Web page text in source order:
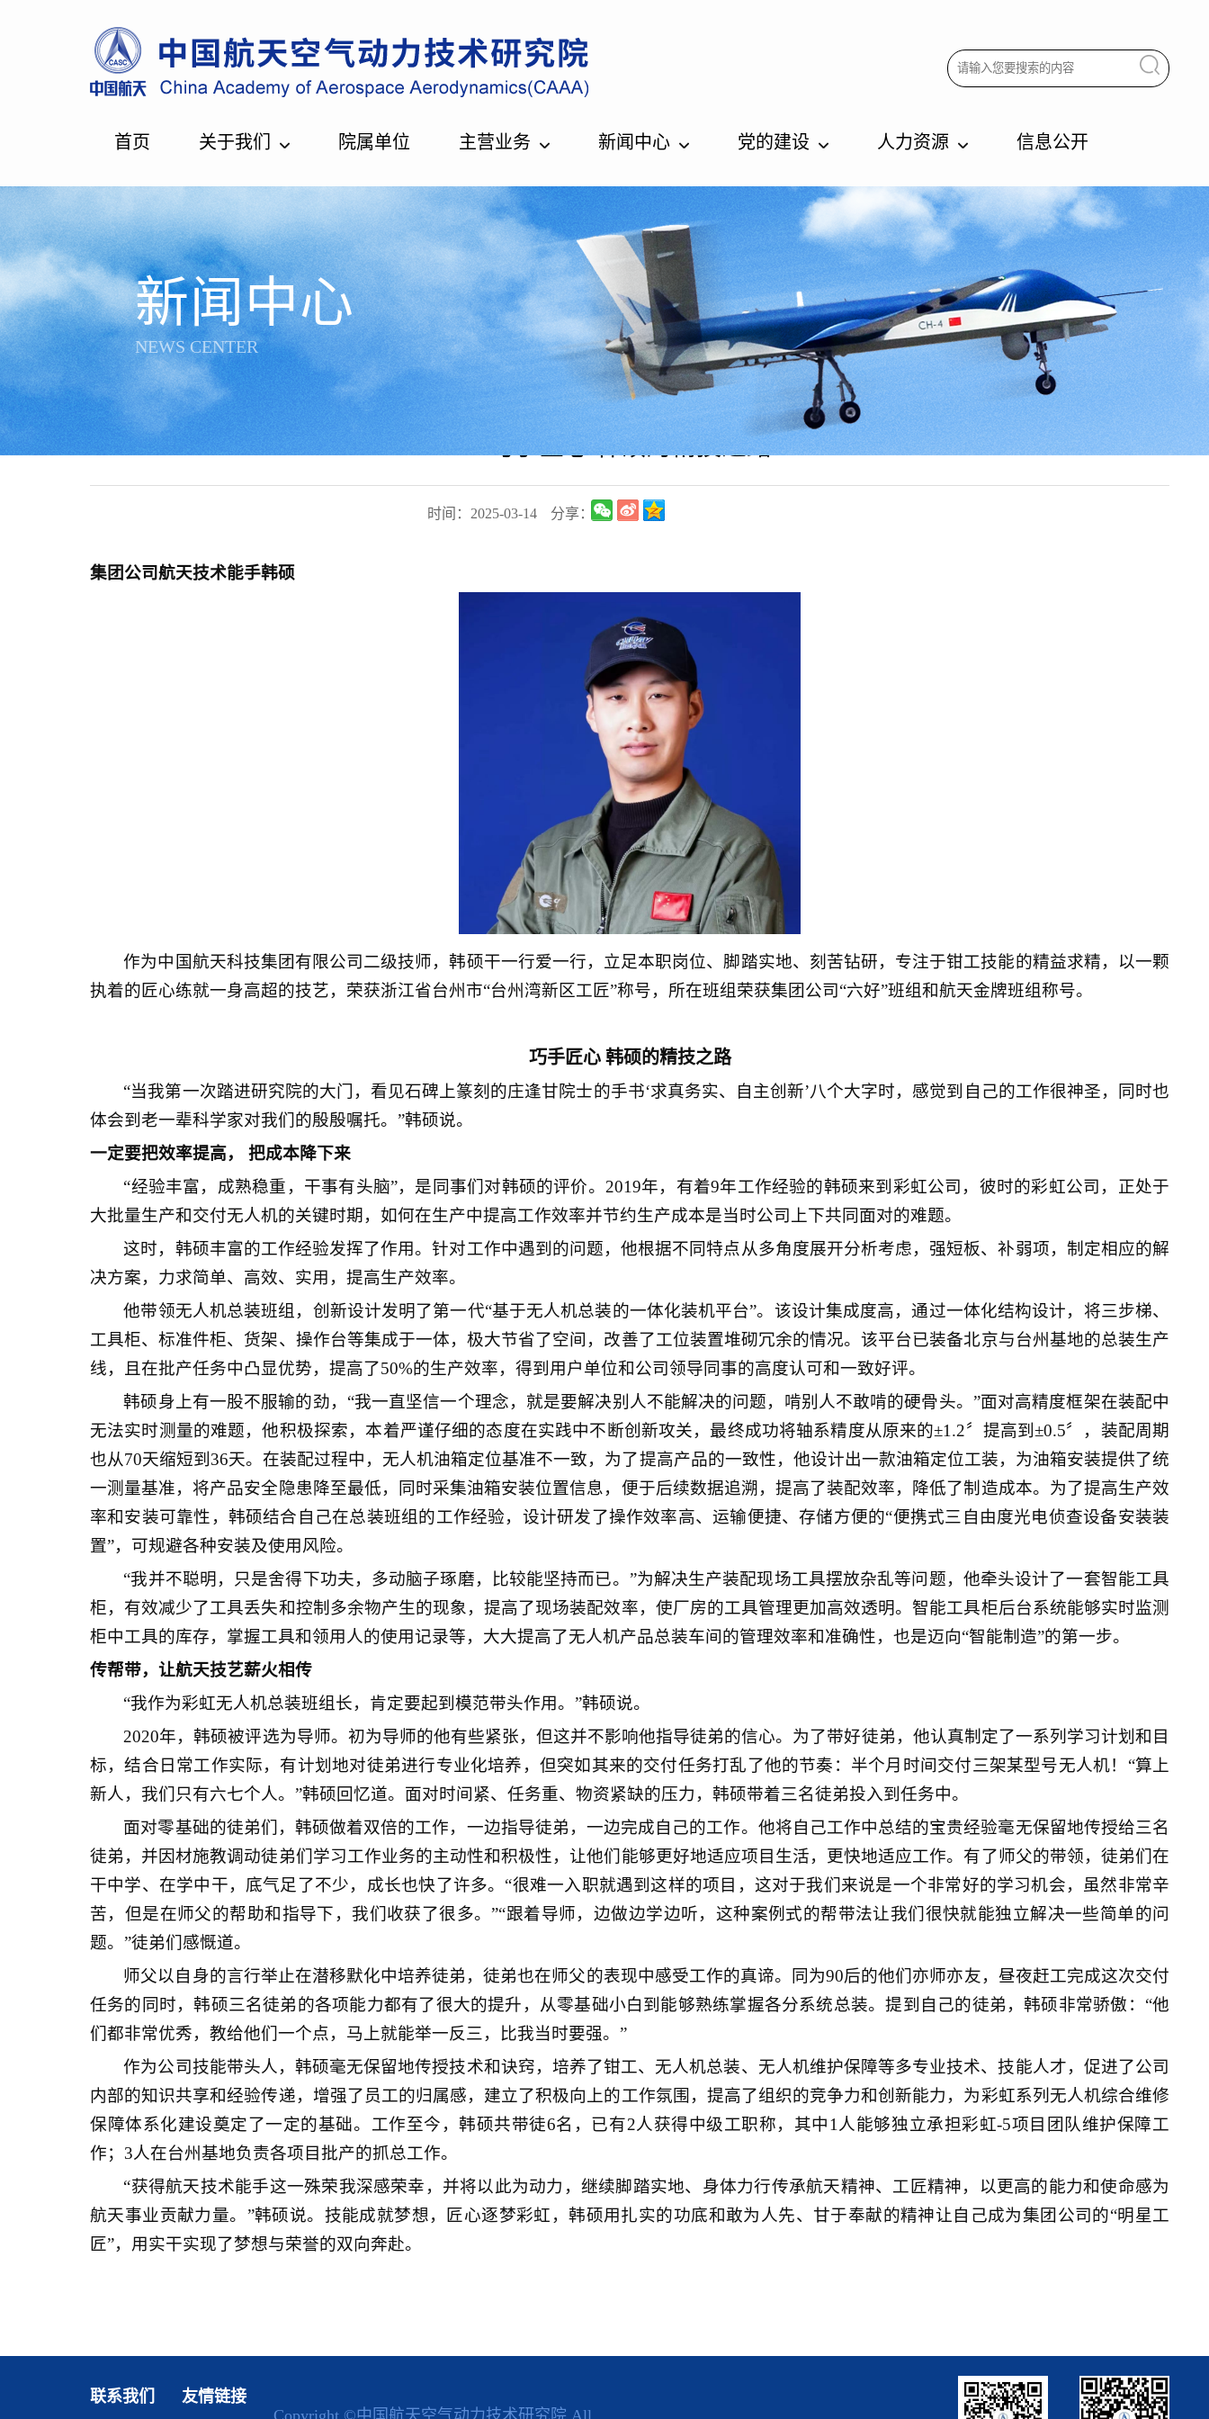
首页 关于我们 院属单位 主营业务 新闻中心 党的建设 人力资源 信息公开
新闻中心
NEWS CENTER
您所在的位置： 首页 新闻中心 >一线动态 > 正文
巧手匠心 韩硕的精技之路
时间：2025-03-14 分享：
集团公司航天技术能手韩硕
作为中国航天科技集团有限公司二级技师，韩硕干一行爱一行，立足本职岗位、脚踏实地、刻苦钻研，专注于钳工技能的精益求精，以一颗
执着的匠心练就一身高超的技艺，荣获浙江省台州市“台州湾新区工匠”称号，所在班组荣获集团公司“六好”班组和航天金牌班组称号。
巧手匠心 韩硕的精技之路
“当我第一次踏进研究院的大门，看见石碑上篆刻的庄逢甘院士的手书‘求真务实、自主创新’八个大字时，感觉到自己的工作很神圣，同时也
体会到老一辈科学家对我们的殷殷嘱托。”韩硕说。
一定要把效率提高， 把成本降下来
“经验丰富，成熟稳重，干事有头脑”，是同事们对韩硕的评价。2019年，有着9年工作经验的韩硕来到彩虹公司，彼时的彩虹公司，正处于
大批量生产和交付无人机的关键时期，如何在生产中提高工作效率并节约生产成本是当时公司上下共同面对的难题。
这时，韩硕丰富的工作经验发挥了作用。针对工作中遇到的问题，他根据不同特点从多角度展开分析考虑，强短板、补弱项，制定相应的解
决方案，力求简单、高效、实用，提高生产效率。
他带领无人机总装班组，创新设计发明了第一代“基于无人机总装的一体化装机平台”。该设计集成度高，通过一体化结构设计，将三步梯、
工具柜、标准件柜、货架、操作台等集成于一体，极大节省了空间，改善了工位装置堆砌冗余的情况。该平台已装备北京与台州基地的总装生产
线，且在批产任务中凸显优势，提高了50%的生产效率，得到用户单位和公司领导同事的高度认可和一致好评。
韩硕身上有一股不服输的劲，“我一直坚信一个理念，就是要解决别人不能解决的问题，啃别人不敢啃的硬骨头。”面对高精度框架在装配中
无法实时测量的难题，他积极探索，本着严谨仔细的态度在实践中不断创新攻关，最终成功将轴系精度从原来的±1.2〞提高到±0.5〞，装配周期
也从70天缩短到36天。在装配过程中，无人机油箱定位基准不一致，为了提高产品的一致性，他设计出一款油箱定位工装，为油箱安装提供了统
一测量基准，将产品安全隐患降至最低，同时采集油箱安装位置信息，便于后续数据追溯，提高了装配效率，降低了制造成本。为了提高生产效
率和安装可靠性，韩硕结合自己在总装班组的工作经验，设计研发了操作效率高、运输便捷、存储方便的“便携式三自由度光电侦查设备安装装
置”，可规避各种安装及使用风险。
“我并不聪明，只是舍得下功夫，多动脑子琢磨，比较能坚持而已。”为解决生产装配现场工具摆放杂乱等问题，他牵头设计了一套智能工具
柜，有效减少了工具丢失和控制多余物产生的现象，提高了现场装配效率，使厂房的工具管理更加高效透明。智能工具柜后台系统能够实时监测
柜中工具的库存，掌握工具和领用人的使用记录等，大大提高了无人机产品总装车间的管理效率和准确性，也是迈向“智能制造”的第一步。
传帮带，让航天技艺薪火相传
“我作为彩虹无人机总装班组长，肯定要起到模范带头作用。”韩硕说。
2020年，韩硕被评选为导师。初为导师的他有些紧张，但这并不影响他指导徒弟的信心。为了带好徒弟，他认真制定了一系列学习计划和目
标，结合日常工作实际，有计划地对徒弟进行专业化培养，但突如其来的交付任务打乱了他的节奏：半个月时间交付三架某型号无人机！“算上
新人，我们只有六七个人。”韩硕回忆道。面对时间紧、任务重、物资紧缺的压力，韩硕带着三名徒弟投入到任务中。
面对零基础的徒弟们，韩硕做着双倍的工作，一边指导徒弟，一边完成自己的工作。他将自己工作中总结的宝贵经验毫无保留地传授给三名
徒弟，并因材施教调动徒弟们学习工作业务的主动性和积极性，让他们能够更好地适应项目生活，更快地适应工作。有了师父的带领，徒弟们在
干中学、在学中干，底气足了不少，成长也快了许多。“很难一入职就遇到这样的项目，这对于我们来说是一个非常好的学习机会，虽然非常辛
苦，但是在师父的帮助和指导下，我们收获了很多。”“跟着导师，边做边学边听，这种案例式的帮带法让我们很快就能独立解决一些简单的问
题。”徒弟们感慨道。
师父以自身的言行举止在潜移默化中培养徒弟，徒弟也在师父的表现中感受工作的真谛。同为90后的他们亦师亦友，昼夜赶工完成这次交付
任务的同时，韩硕三名徒弟的各项能力都有了很大的提升，从零基础小白到能够熟练掌握各分系统总装。提到自己的徒弟，韩硕非常骄傲：“他
们都非常优秀，教给他们一个点，马上就能举一反三，比我当时要强。”
作为公司技能带头人，韩硕毫无保留地传授技术和诀窍，培养了钳工、无人机总装、无人机维护保障等多专业技术、技能人才，促进了公司
内部的知识共享和经验传递，增强了员工的归属感，建立了积极向上的工作氛围，提高了组织的竞争力和创新能力，为彩虹系列无人机综合维修
保障体系化建设奠定了一定的基础。工作至今，韩硕共带徒6名，已有2人获得中级工职称，其中1人能够独立承担彩虹-5项目团队维护保障工
作；3人在台州基地负责各项目批产的抓总工作。
“获得航天技术能手这一殊荣我深感荣幸，并将以此为动力，继续脚踏实地、身体力行传承航天精神、工匠精神，以更高的能力和使命感为
航天事业贡献力量。”韩硕说。技能成就梦想，匠心逐梦彩虹，韩硕用扎实的功底和敢为人先、甘于奉献的精神让自己成为集团公司的“明星工
匠”，用实干实现了梦想与荣誉的双向奔赴。
联系我们
友情链接